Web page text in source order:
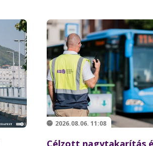
2026.08.06. 11:08
Célzott nagytakarítás